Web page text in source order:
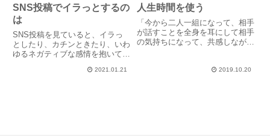
SNS投稿でイラっとするの
は
SNS投稿を見ていると、イラっ
としたり、カチンときたり、いわ
ゆるネガティブな感情を抱いてし
人の事が嫌いなわけではないの
2021.01.21
人生時間を使う
「今から二人一組になって、相手
が話すことを全身を耳にして相手
の気持ちになって、共感しながら
の場合は「え～～～」「何分です
2019.10.20